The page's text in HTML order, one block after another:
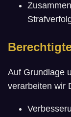
Auf Grundlage
verarbeiten wir